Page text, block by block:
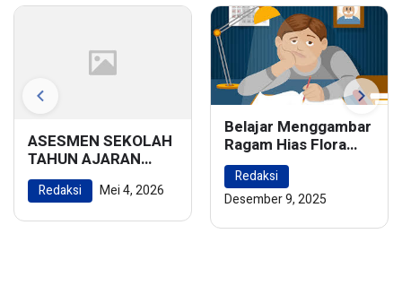
ASESMEN SEKOLAH
TAHUN AJARAN
2025/2026
Redaksi Mei 4, 2026
Belajar Menggambar
Ragam Hias Flora
dan Fauna:
Menghidupkan
Keindahan Alam
Redaksi
Desember 9, 2025